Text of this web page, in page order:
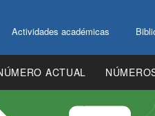
Actividades académicas
ACTUAL